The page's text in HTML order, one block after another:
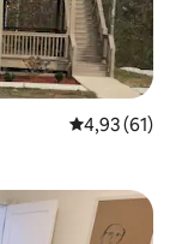
4,93 de uma
4,93 (61)